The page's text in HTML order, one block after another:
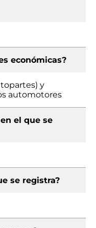
económicas?
y
automotores
el que se
se registra?